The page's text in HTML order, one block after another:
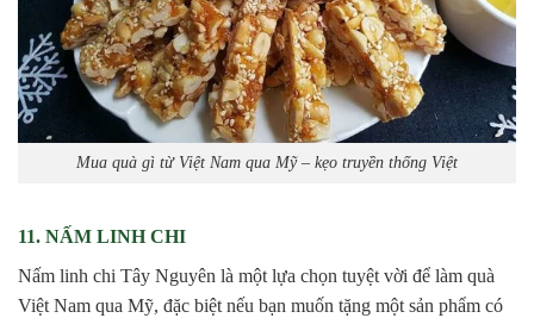
Mua quà gì từ Việt Nam qua Mỹ – kẹo truyền thống Việt
11. NẤM LINH CHI
Nấm linh chi Tây Nguyên là một lựa chọn tuyệt vời để làm quà
Việt Nam qua Mỹ, đặc biệt nếu bạn muốn tặng một sản phẩm có